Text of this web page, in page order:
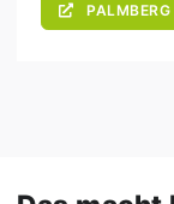
PALMBERG